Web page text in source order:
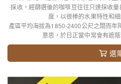
採收，經篩選後的咖啡豆往往只達採收
度，以很棒的水果特性和
產區平均海拔為1850-2400公尺之間而年
意思，於日正當中常會有遮
選